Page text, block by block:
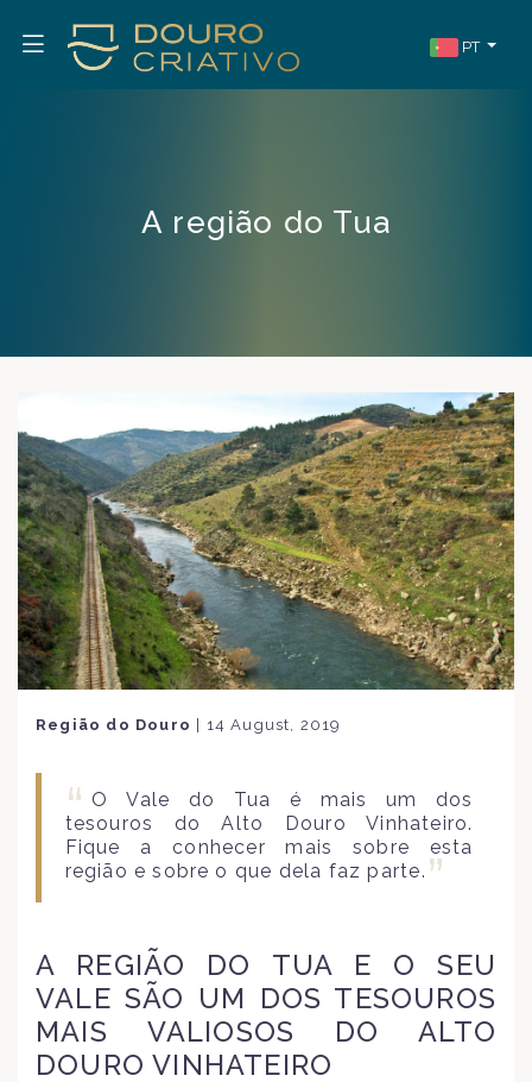
PT
A região do Tua
Região do Douro | 14 August, 2019
O Vale do Tua é mais um dos
tesouros do Alto Douro Vinhateiro.
Fique a conhecer mais sobre esta
região e sobre o que dela faz parte.
A REGIÃO DO TUA E O SEU
VALE SÃO UM DOS TESOUROS
MAIS VALIOSOS DO ALTO
DOURO VINHATEIRO